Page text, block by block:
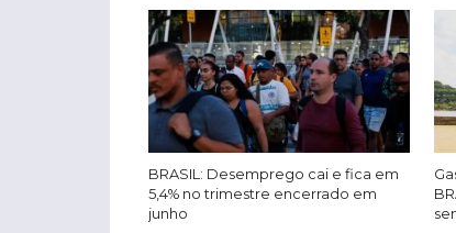
BRASIL: Desemprego cai e fica em
5,4% no trimestre encerrado em
junho